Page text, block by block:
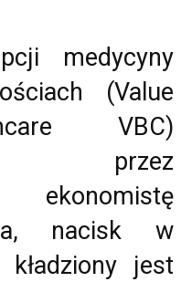
medycyny
(Value
VBC)
przez
ekonomistę
nacisk w
jest